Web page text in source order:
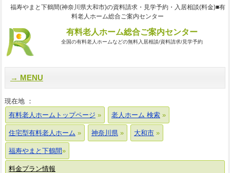
福寿やまと下鶴間(神奈川県大和市)の資料請求・見学予約・入居相談(料金)■有
料老人ホーム総合ご案内センター
有料老人ホーム総合ご案内センター
全国の有料老人ホームなどの無料入居相談/資料請求/見学予約
MENU
現在地 ：
有料老人ホームトップページ
老人ホーム 検索
住宅型有料老人ホーム 神奈川県 大和市
福寿やまと下鶴間
料金プラン情報